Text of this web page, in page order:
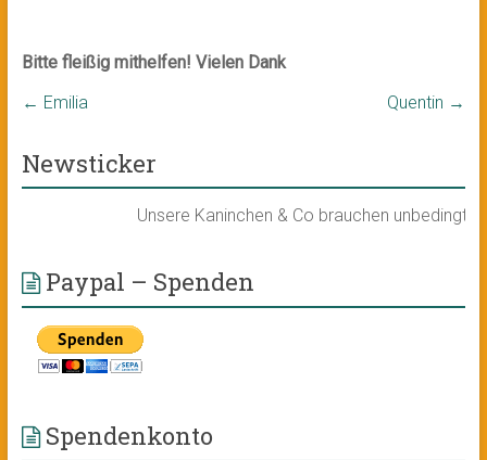
Bitte fleißig mithelfen! Vielen Dank
← Emilia Quentin →
Newsticker
Unsere Kaninchen & Co brauchen unbedingt
Paypal – Spenden
Spendenkonto